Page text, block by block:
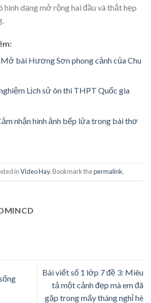
hình dạng mở rộng hai đầu và thắt hẹp
bài Hương Sơn phong cảnh của Chu
Lịch sử ôn thi THPT Quốc gia
nhận hình ảnh bếp lửa trong bài thơ
inVideo Hay. Bookmark thepermalink.
Bài viết số 1 lớp 7 đề 3: Miêu
tả một cảnh đẹp mà em đã
gặp trong mấy tháng nghỉ hè